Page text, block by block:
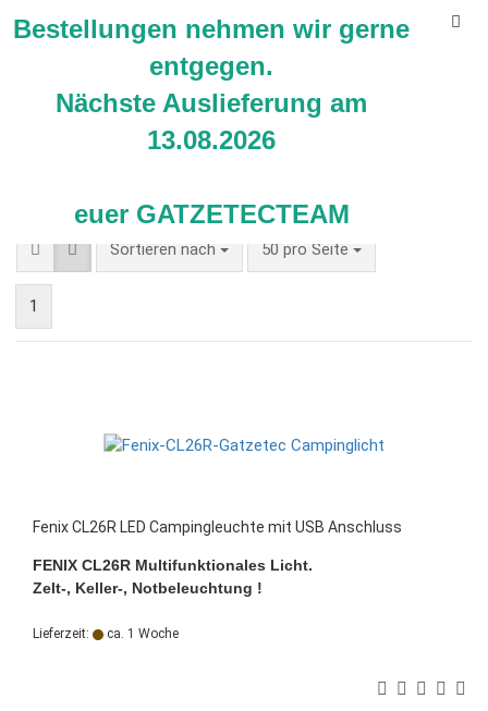
Bestellungen nehmen wir gerne
entgegen.
Nächste Auslieferung am
13.08.2026
euer GATZETECTEAM
Sortieren nach
Sortieren nach 50 pro Seite
pro Seite
1
Fenix CL26R LED Campingleuchte mit USB Anschluss
FENIX CL26R Multifunktionales Licht.
Zelt-, Keller-, Notbeleuchtung !
Lieferzeit: ca. 1 Woche